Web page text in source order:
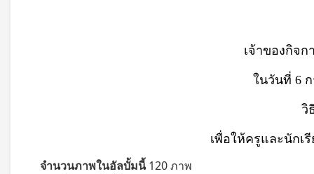
เจ้าของกิจ
ในวันที่ 6
วิ
เพื่อให้ครูและนักเ
จำนวนภาพในอัลบั้มนี้120 ภาพ